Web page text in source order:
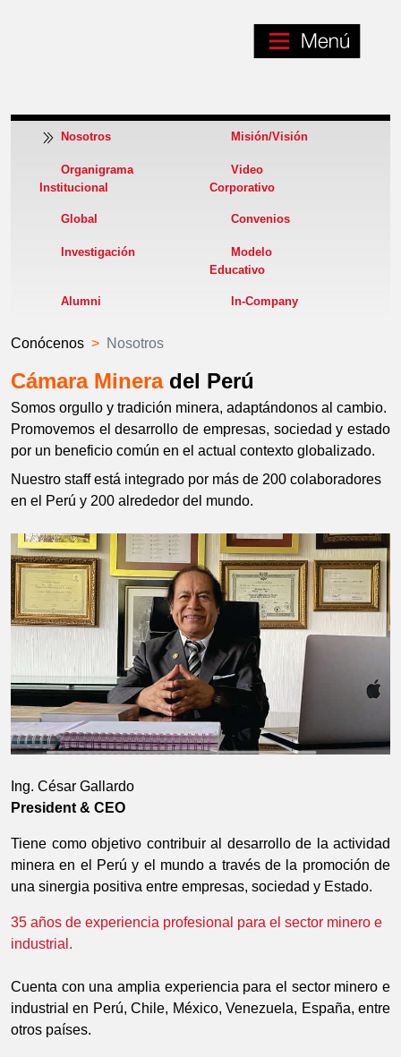
Nosotros Misión/Visión
Organigrama
Institucional
Video
Corporativo
Global Convenios
Investigación
Modelo
Educativo
Alumni In-Company
Conócenos Nosotros
Cámara Mineradel Perú
Somos orgullo y tradición minera, adaptándonos al cambio.
Promovemos el desarrollo de empresas, sociedad y estado
por un beneficio común en el actual contexto globalizado.
Nuestro staff está integrado por más de 200 colaboradores
en el Perú y 200 alrededor del mundo.
Ing. César Gallardo
President & CEO
Tiene como objetivo contribuir al desarrollo de la actividad
minera en el Perú y el mundo a través de la promoción de
una sinergia positiva entre empresas, sociedad y Estado.
35 años de experiencia profesional para el sector minero e
industrial.
Cuenta con una amplia experiencia para el sector minero e
industrial en Perú, Chile, México, Venezuela, España, entre
otros países.